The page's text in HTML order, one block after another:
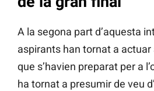
A la segona part d’aquesta
aspirants han tornat a
que s’havien preparat per a
ha tornat a presumir de veu